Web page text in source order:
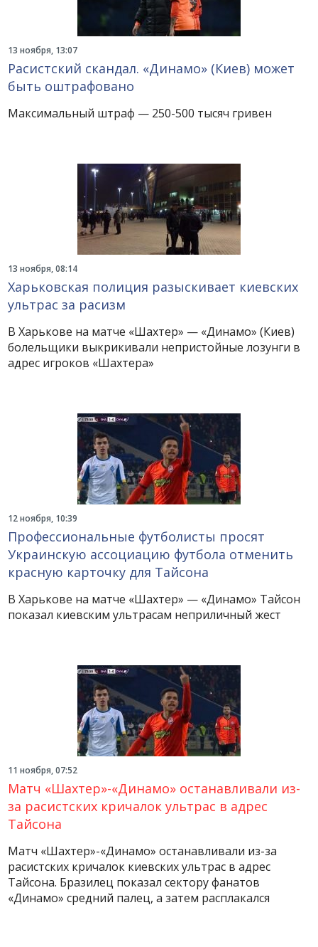
13 ноября, 13:07
Расистский скандал. «Динамо» (Киев) может
быть оштрафовано
Максимальный штраф — 250-500 тысяч гривен
13 ноября, 08:14
Харьковская полиция разыскивает киевских
ультрас за расизм
В Харькове на матче «Шахтер» — «Динамо» (Киев)
болельщики выкрикивали непристойные лозунги в
адрес игроков «Шахтера»
12 ноября, 10:39
Профессиональные футболисты просят
Украинскую ассоциацию футбола отменить
красную карточку для Тайсона
В Харькове на матче «Шахтер» — «Динамо» Тайсон
показал киевским ультрасам неприличный жест
11 ноября, 07:52
Матч «Шахтер»-«Динамо» останавливали из-
за расистских кричалок ультрас в адрес
Тайсона
Матч «Шахтер»-«Динамо» останавливали из-за
расистских кричалок киевских ультрас в адрес
Тайсона. Бразилец показал сектору фанатов
«Динамо» средний палец, а затем расплакался